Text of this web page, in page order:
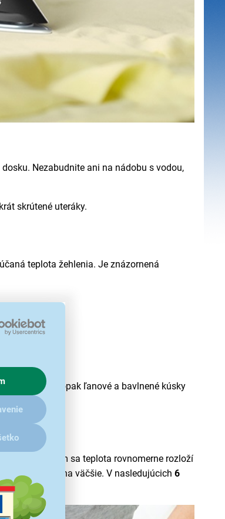
Nezabudnite ani na nádobu s vodou,
skrútené uteráky.
teplota žehlenia. Je znázornená
Naopak ľanové a bavlnené kúsky
pohyby, čím sa teplota rovnomerne rozloží
potom prejsť na väčšie. V nasledujúcich 6